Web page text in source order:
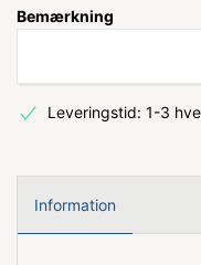
Bemærkning
Leveringstid: 1-3
Information